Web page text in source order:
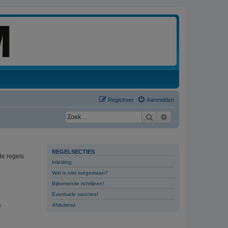
Aanmelden
Registreer
Zoek
REGELSECTIES
Inleiding
Wat is niet toegestaan?
Bijkomende richtlijnen!
Eventuele sancties!
Afsluitend
regels